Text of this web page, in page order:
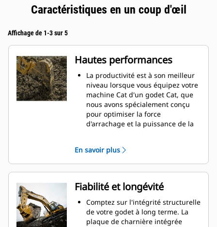
Caractéristiques en un coup d'œil
Affichage de 1-3 sur 5
Hautes performances
La productivité est à son meilleur
niveau lorsque vous équipez votre
machine Cat d'un godet Cat, que
nous avons spécialement conçu
pour optimiser la force
d'arrachage et la puissance de la
double améliore le flux des
matières dans le godet. Le
dégagement de talon accru
garantit que le fond du godet ne
frotte pas, ce qui réduit les coûts
d'entretien.
La consommation de carburant est
maximale lors de l'excavation. Les
En savoir plus
Fiabilité et longévité
Comptez sur l'intégrité structurelle
de votre godet à long terme. La
plaque de charnière intégrée